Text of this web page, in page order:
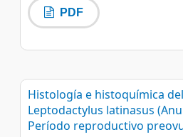
PDF
Histología e histoquímica
Leptodactylus latinasus
Período reproductivo